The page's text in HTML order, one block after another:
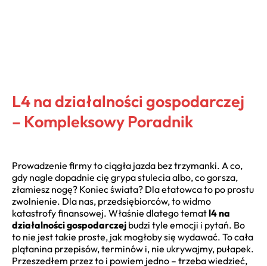
L4 na działalności gospodarczej
– Kompleksowy Poradnik
Prowadzenie firmy to ciągła jazda bez trzymanki. A co,
gdy nagle dopadnie cię grypa stulecia albo, co gorsza,
złamiesz nogę? Koniec świata? Dla etatowca to po prostu
zwolnienie. Dla nas, przedsiębiorców, to widmo
katastrofy finansowej. Właśnie dlatego tematl4 na
działalności gospodarczej budzi tyle emocji i pytań. Bo
to nie jest takie proste, jak mogłoby się wydawać. To cała
plątanina przepisów, terminów i, nie ukrywajmy, pułapek.
Przeszedłem przez to i powiem jedno – trzeba wiedzieć,